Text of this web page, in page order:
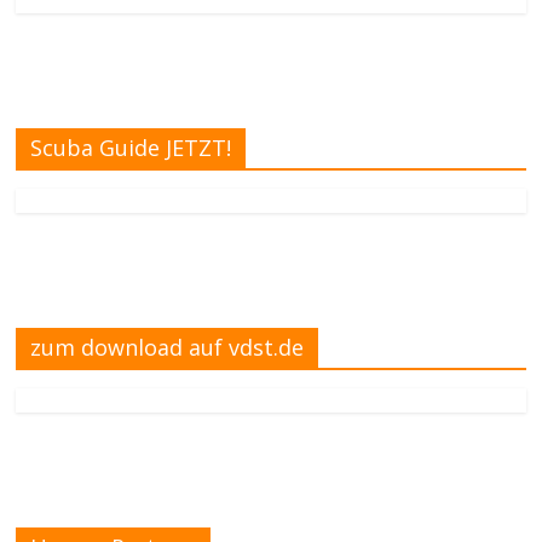
Scuba Guide JETZT!
zum download auf vdst.de